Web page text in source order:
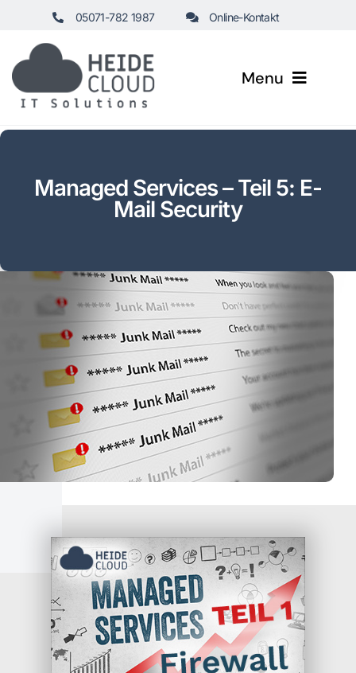
springen
05071-782 1987 Online-Kontakt
Menu
Healthcare
Leistungen
Managed Services
Über Uns
Managed Services – Teil 5: E-
Mail Security